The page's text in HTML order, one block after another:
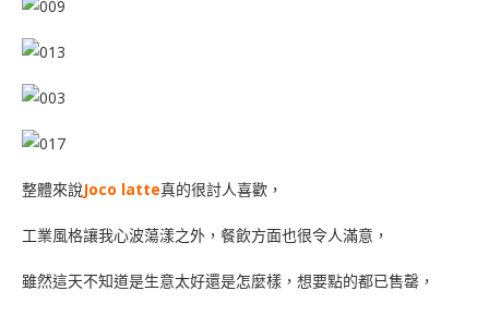
整體來說Joco latte真的很討人喜歡，
工業風格讓我心波蕩漾之外，餐飲方面也很令人滿意，
雖然這天不知道是生意太好還是怎麼樣，想要點的都已售罄，